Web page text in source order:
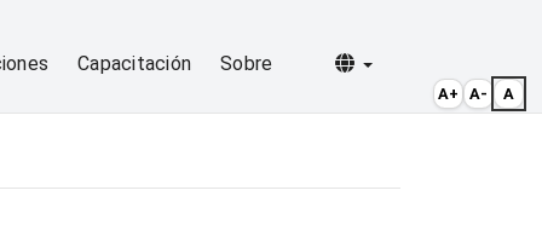
Capacitación Sobre Selecionar idioma
A+ A- A